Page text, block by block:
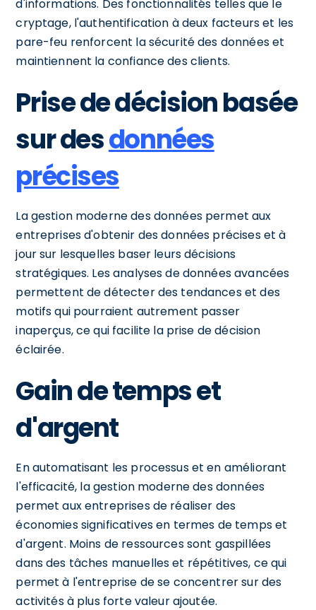
d'informations. Des fonctionnalités telles que le
cryptage, l'authentification à deux facteurs et les
pare-feu renforcent la sécurité des données et
maintiennent la confiance des clients.
Prise de décision basée
sur desdonnées
précises
La gestion moderne des données permet aux
entreprises d'obtenir des données précises et à
jour sur lesquelles baser leurs décisions
stratégiques. Les analyses de données avancées
permettent de détecter des tendances et des
motifs qui pourraient autrement passer
inaperçus, ce qui facilite la prise de décision
éclairée.
Gain de temps et
d'argent
En automatisant les processus et en améliorant
l'efficacité, la gestion moderne des données
permet aux entreprises de réaliser des
économies significatives en termes de temps et
d'argent. Moins de ressources sont gaspillées
dans des tâches manuelles et répétitives, ce qui
permet à l'entreprise de se concentrer sur des
activités à plus forte valeur ajoutée.